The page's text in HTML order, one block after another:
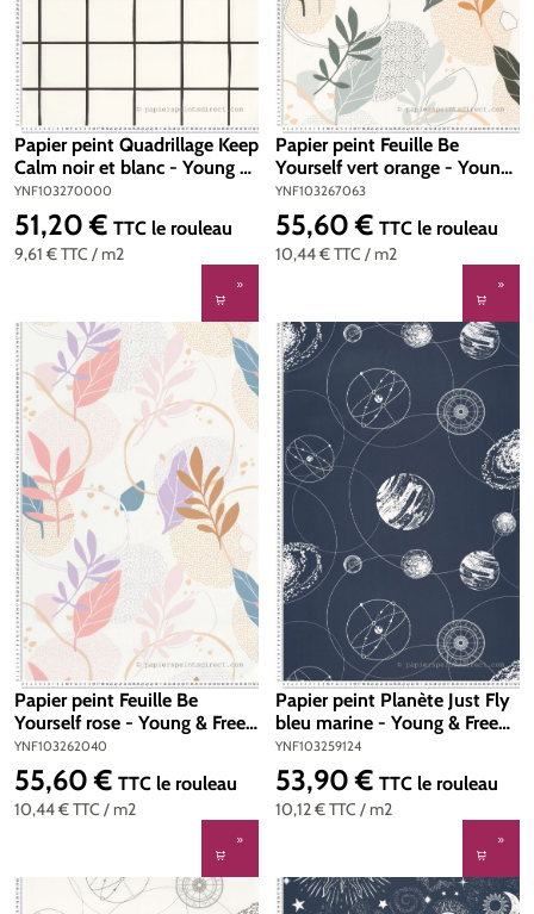
Papier peint Quadrillage Keep
Calm noir et blanc - Young &
Free de Casélio | Réf.
YNF103270000
YNF103270000
9,61 €TTC / m2
Prix régulier :
51,20 € TTC le rouleau
Papier peint Feuille Be
Yourself vert orange - Young
& Free de Casélio | Réf.
YNF103267063
YNF103267063
10,44 €TTC / m2
Prix régulier :
55,60 € TTC le rouleau
Papier peint Feuille Be
Yourself rose - Young & Free
de Casélio | Réf.
YNF103262040
YNF103262040
10,44 €TTC / m2
Prix régulier :
55,60 € TTC le rouleau
Papier peint Planète Just Fly
bleu marine - Young & Free
de Casélio | Réf.
YNF103259124
YNF103259124
10,12 €TTC / m2
Prix régulier :
53,90 € TTC le rouleau